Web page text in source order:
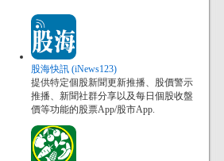
股海快訊 (iNews123)
提供特定個股新聞更新推播、股價警示
推播、新聞社群分享以及每日個股收盤
價等功能的股票App/股市App.